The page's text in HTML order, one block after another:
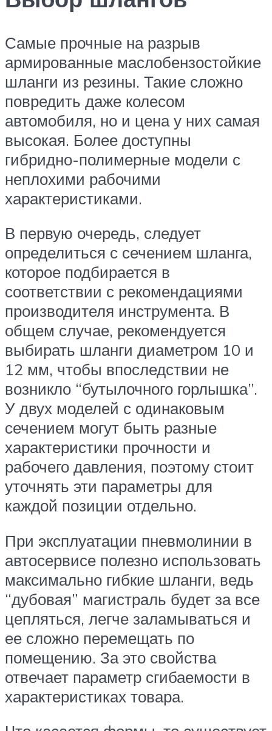
Самые прочные на разрыв
армированные маслобензостойкие
шланги из резины. Такие сложно
повредить даже колесом
автомобиля, но и цена у них самая
высокая. Более доступны
гибридно-полимерные модели с
неплохими рабочими
характеристиками.
В первую очередь, следует
определиться с сечением шланга,
которое подбирается в
соответствии с рекомендациями
производителя инструмента. В
общем случае, рекомендуется
выбирать шланги диаметром 10 и
12 мм, чтобы впоследствии не
возникло “бутылочного горлышка”.
У двух моделей с одинаковым
сечением могут быть разные
характеристики прочности и
рабочего давления, поэтому стоит
уточнять эти параметры для
каждой позиции отдельно.
При эксплуатации пневмолинии в
автосервисе полезно использовать
максимально гибкие шланги, ведь
“дубовая” магистраль будет за все
цепляться, легче заламываться и
ее сложно перемещать по
помещению. За это свойства
отвечает параметр сгибаемости в
характеристиках товара.